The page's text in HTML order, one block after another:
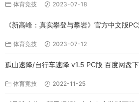
体育竞技 2023-07-18
《新高峰：真实攀登与攀岩》官方中文版
体育竞技 2023-07-12
孤山速降/自行车速降 v1.5 PC版 百度网盘
体育竞技 2022-11-25